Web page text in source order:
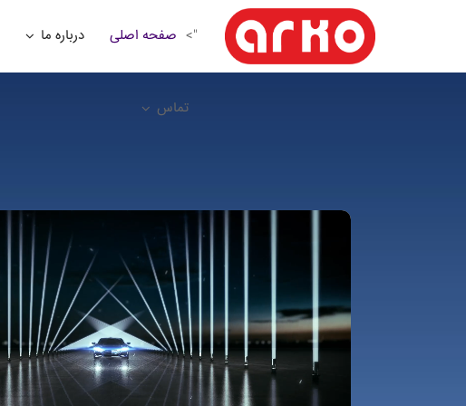
"> صفحه اصلی درباره ما
تماس